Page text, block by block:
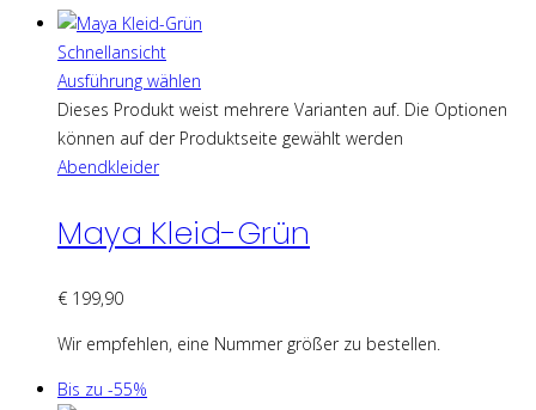
Schnellansicht
Ausführung wählen
Dieses Produkt weist mehrere Varianten auf. Die Optionen
können auf der Produktseite gewählt werden
Abendkleider
Maya Kleid-Grün
€ 199,90
Wir empfehlen, eine Nummer größer zu bestellen.
Bis zu -55%